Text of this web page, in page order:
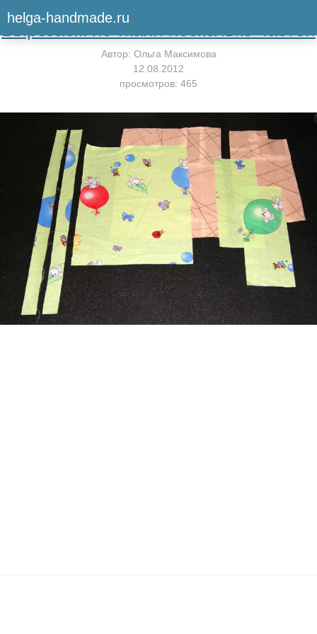
helga-handmade.ruВернуться к мастер-классу
Вырезаем из ткани несколько частей
Автор: Ольга Максимова
12.08.2012
просмотров: 465